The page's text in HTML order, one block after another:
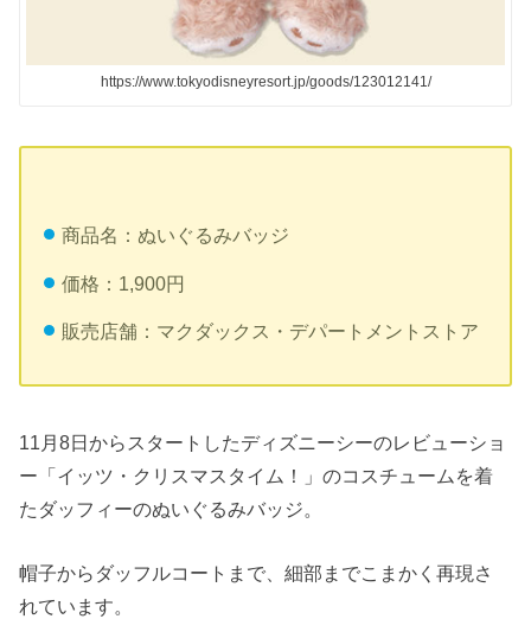
https://www.tokyodisneyresort.jp/goods/123012141/
商品名：ぬいぐるみバッジ
価格：1,900円
販売店舗：マクダックス・デパートメントストア
11月8日からスタートしたディズニーシーのレビューショ
ー「イッツ・クリスマスタイム！」のコスチュームを着
たダッフィーのぬいぐるみバッジ。
帽子からダッフルコートまで、細部までこまかく再現さ
れています。